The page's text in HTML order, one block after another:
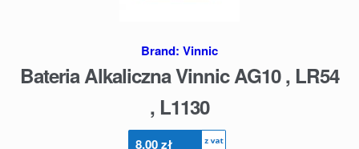
Brand: Vinnic
Bateria Alkaliczna Vinnic AG10 , LR54
, L1130
8.00zł